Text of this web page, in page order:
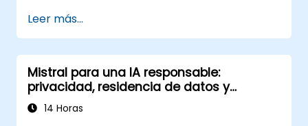
Leer más...
Mistral para una IA responsable:
privacidad, residencia de datos y
controles empresariales
14 Horas